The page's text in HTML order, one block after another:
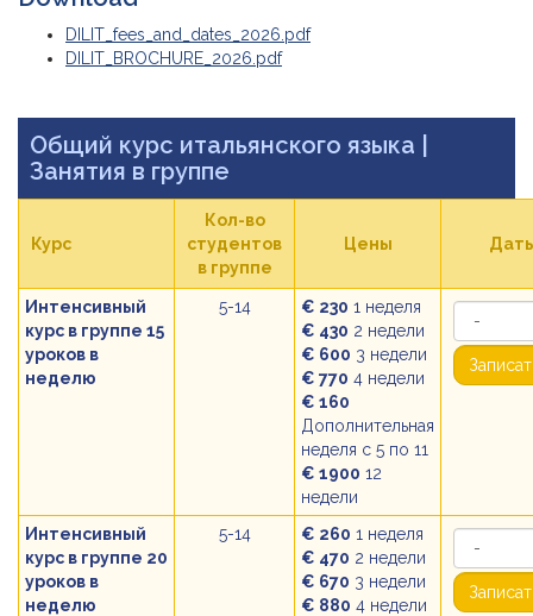
DILIT_fees_and_dates_2026.pdf
DILIT_BROCHURE_2026.pdf
Общий курс итальянского языка
Занятия в группе
Курс
Кол-во
студентов
в группе
Цены
Интенсивный
курс в группе 15
уроков в
неделю
5-14 € 230 1 неделя
€ 430 2 недели
€ 600 3 недели
€ 770 4 недели
€ 160
Дополнительная
неделя с 5 по 11
€ 1900 12
недели
Интенсивный
курс в группе 20
уроков в
неделю
5-14 € 260 1 неделя
€ 470 2 недели
€ 670 3 недели
€ 880 4 недели